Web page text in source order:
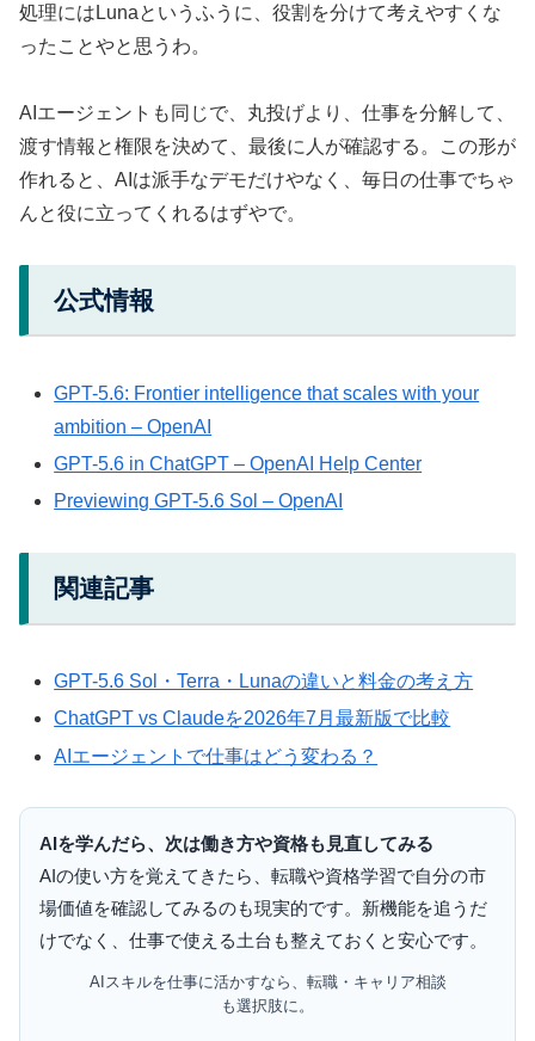
処理にはLunaというふうに、役割を分けて考えやすくな
ったことやと思うわ。
AIエージェントも同じで、丸投げより、仕事を分解して、
渡す情報と権限を決めて、最後に人が確認する。この形が
作れると、AIは派手なデモだけやなく、毎日の仕事でちゃ
んと役に立ってくれるはずやで。
公式情報
GPT-5.6: Frontier intelligence that scales with your
ambition – OpenAI
GPT-5.6 in ChatGPT – OpenAI Help Center
Previewing GPT-5.6 Sol – OpenAI
関連記事
GPT-5.6 Sol・Terra・Lunaの違いと料金の考え方
ChatGPT vs Claudeを2026年7月最新版で比較
AIエージェントで仕事はどう変わる？
AIを学んだら、次は働き方や資格も見直してみる
AIの使い方を覚えてきたら、転職や資格学習で自分の市
場価値を確認してみるのも現実的です。新機能を追うだ
けでなく、仕事で使える土台も整えておくと安心です。
AIスキルを仕事に活かすなら、転職・キャリア相談
も選択肢に。